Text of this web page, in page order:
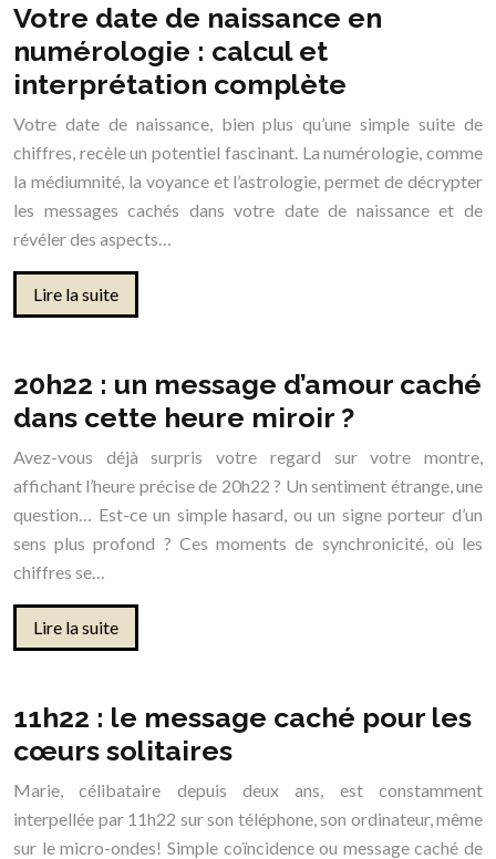
Votre date de naissance en
numérologie : calcul et
interprétation complète
Votre date de naissance, bien plus qu’une simple suite de
chiffres, recèle un potentiel fascinant. La numérologie, comme
la médiumnité, la voyance et l’astrologie, permet de décrypter
les messages cachés dans votre date de naissance et de
révéler des aspects…
Lire la suite
20h22 : un message d’amour caché
dans cette heure miroir ?
Avez-vous déjà surpris votre regard sur votre montre,
affichant l’heure précise de 20h22 ? Un sentiment étrange, une
question… Est-ce un simple hasard, ou un signe porteur d’un
sens plus profond ? Ces moments de synchronicité, où les
chiffres se…
Lire la suite
11h22 : le message caché pour les
cœurs solitaires
Marie, célibataire depuis deux ans, est constamment
interpellée par 11h22 sur son téléphone, son ordinateur, même
sur le micro-ondes! Simple coïncidence ou message caché de